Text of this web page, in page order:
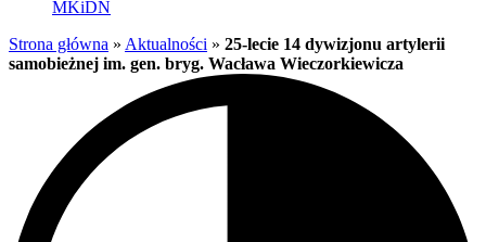
MKiDN
Strona główna » Aktualności » 25-lecie 14 dywizjonu artylerii
samobieżnej im. gen. bryg. Wacława Wieczorkiewicza